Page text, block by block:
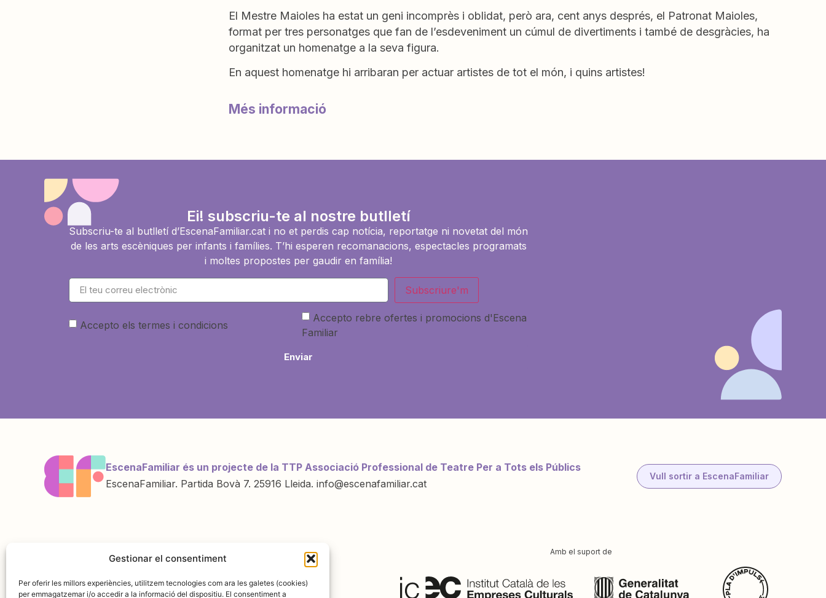
Gestionar el consentiment
Per oferir les millors experiències, utilitzem tecnologies com ara les galetes (cookies)
per emmagatzemar i/o accedir a la informació del dispositiu. El consentiment a
El Mestre Maioles ha estat un geni incomprès i oblidat, però ara, cent anys després, el Patronat Maioles,
format per tres personatges que fan de l’esdeveniment un cúmul de divertiments i també de desgràcies, ha
organitzat un homenatge a la seva figura.
En aquest homenatge hi arribaran per actuar artistes de tot el món, i quins artistes!
Més informació
Ei! subscriu-te al nostre butlletí
Subscriu-te al butlletí d’EscenaFamiliar.cat i no et perdis cap notícia, reportatge ni novetat del món
de les arts escèniques per infants i famílies. T’hi esperen recomanacions, espectacles programats
i moltes propostes per gaudir en família!
Subscriure'm
Accepto els termes i condicions
Accepto rebre ofertes i promocions d'Escena
Familiar
Enviar
EscenaFamiliar és un projecte de la TTP Associació Professional de Teatre Per a Tots els Públics
EscenaFamiliar. Partida Bovà 7. 25916 Lleida. info@escenafamiliar.cat
Vull sortir a EscenaFamiliar
Amb la col·laboració de: Amb el suport de